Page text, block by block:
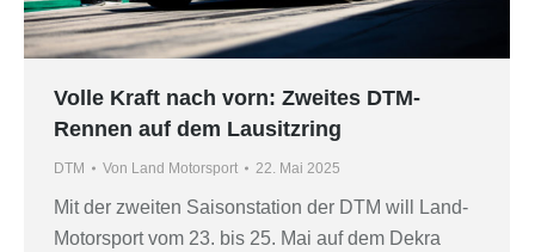
Volle Kraft nach vorn: Zweites DTM-
Rennen auf dem Lausitzring
DTM Von Land Motorsport 22. Mai 2025
Mit der zweiten Saisonstation der DTM will Land-
Motorsport vom 23. bis 25. Mai auf dem Dekra